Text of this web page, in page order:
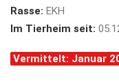
Rasse: EKH
Im Tierheim seit:
Vermittelt: Januar